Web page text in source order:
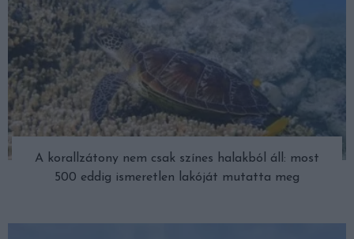
A korallzátony nem csak színes halakból áll: most
500 eddig ismeretlen lakóját mutatta meg